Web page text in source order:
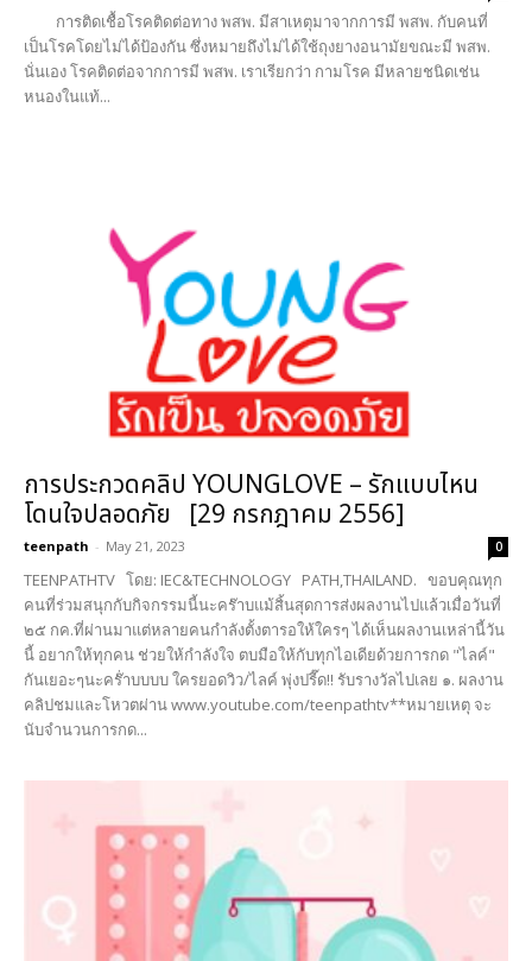
การติดเชื้อโรคติดต่อทาง พสพ. มีสาเหตุมาจากการมี พสพ. กับคนที่
เป็นโรคโดยไม่ได้ป้องกัน ซึ่งหมายถึงไม่ได้ใช้ถุงยางอนามัยขณะมี พสพ.
นั่นเอง โรคติดต่อจากการมี พสพ. เราเรียกว่า กามโรค มีหลายชนิดเช่น
หนองในแท้...
การประกวดคลิป YOUNGLOVE – รักแบบไหน
โดนใจปลอดภัย [29 กรกฎาคม 2556]
teenpath - May 21, 2023 0
TEENPATHTV โดย: IEC&TECHNOLOGY PATH,THAILAND. ขอบคุณทุก
คนที่ร่วมสนุกกับกิจกรรมนี้นะคร๊าบแม้สิ้นสุดการส่งผลงานไปแล้วเมื่อวันที่
๒๕ กค.ที่ผ่านมาแต่หลายคนกำลังตั้งตารอให้ใครๆ ได้เห็นผลงานเหล่านี้วัน
นี้ อยากให้ทุกคน ช่วยให้กำลังใจ ตบมือให้กับทุกไอเดียด้วยการกด "ไลค์"
กันเยอะๆนะคร๊่าบบบบ ใครยอดวิว/ไลค์ พุ่งปรี๊ด!! รับรางวัลไปเลย ๑. ผลงาน
คลิปชมและโหวตผ่าน www.youtube.com/teenpathtv**หมายเหตุ จะ
นับจำนวนการกด...